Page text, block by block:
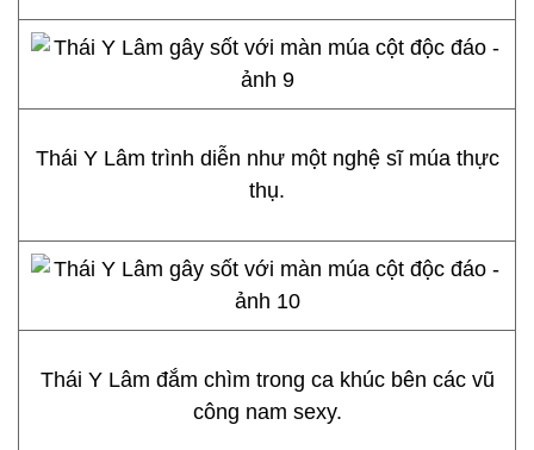
Thái Y Lâm trình diễn như một nghệ sĩ múa thực
thụ.
Thái Y Lâm đắm chìm trong ca khúc bên các vũ
công nam sexy.